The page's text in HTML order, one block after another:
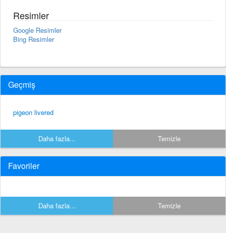
Resimler
Google Resimler
Bing Resimler
Geçmiş
pigeon livered
Daha fazla... Temizle
Favoriler
Daha fazla... Temizle